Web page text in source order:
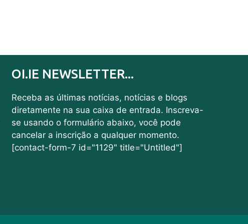
OI.IE NEWSLETTER...
Receba as últimas notícias, notícias e blogs
diretamente na sua caixa de entrada. Inscreva-
se usando o formulário abaixo, você pode
cancelar a inscrição a qualquer momento.
[contact-form-7 id="1129" title="Untitled"]